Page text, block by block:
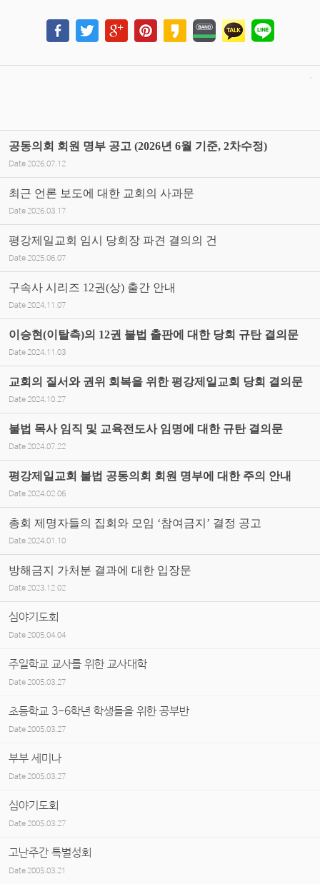
공동의회 회원 명부 공고 (2026년 6월 기준, 2차수정)
Date 2026.07.12
최근 언론 보도에 대한 교회의 사과문
Date 2026.03.17
평강제일교회 임시 당회장 파견 결의의 건
Date 2025.06.07
구속사 시리즈 12권(상) 출간 안내
Date 2024.11.07
이승현(이탈측)의 12권 불법 출판에 대한 당회 규탄 결의문
Date 2024.11.03
교회의 질서와 권위 회복을 위한 평강제일교회 당회 결의문
Date 2024.10.27
불법 목사 임직 및 교육전도사 임명에 대한 규탄 결의문
Date 2024.07.22
평강제일교회 불법 공동의회 회원 명부에 대한 주의 안내
Date 2024.02.06
총회 제명자들의 집회와 모임 ‘참여금지’ 결정 공고
Date 2024.01.10
방해금지 가처분 결과에 대한 입장문
Date 2023.12.02
심야기도회
Date 2005.04.04
주일학교 교사를 위한 교사대학
Date 2005.03.27
초등학교 3-6학년 학생들을 위한 공부반
Date 2005.03.27
부부 세미나
Date 2005.03.27
심야기도회
Date 2005.03.27
고난주간 특별성회
Date 2005.03.21